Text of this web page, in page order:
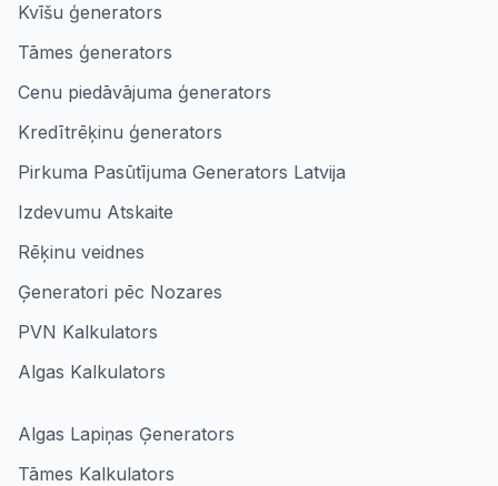
Kvīšu ģenerators
Tāmes ģenerators
Cenu piedāvājuma ģenerators
Kredītrēķinu ģenerators
Pirkuma Pasūtījuma Generators Latvija
Izdevumu Atskaite
Rēķinu veidnes
Ģeneratori pēc Nozares
PVN Kalkulators
Algas Kalkulators
Algas Lapiņas Ģenerators
Tāmes Kalkulators